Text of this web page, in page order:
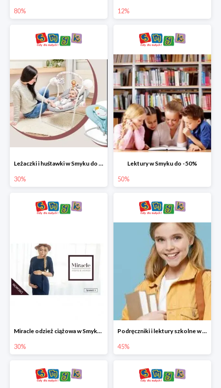
80% 12%
Leżaczki i huśtawki w Smyku do -30%
30%
Lektury w Smyku do -50%
50%
Miracle odzież ciążowa w Smyku co -30%
30%
Podręczniki i lektury szkolne w Smyku do -45%
45%